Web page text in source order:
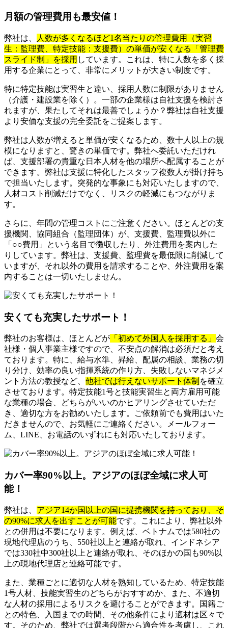
月額の管理費用も最安値！
弊社は、
人数が多くなるほど1名当たりの管理費用（実習
生：監理費、特定技能：支援費）の単価が安くなる「管理費
スライド制」を採用 しています。これは、特に人数を多く採
用する企業にとって、非常にメリットが大きい制度です。
特に特定技能は実習生と違い、採用人数に制限がありません
（介護・建設業を除く）。一部の企業様は自社支援を検討さ
れますが、果たしてそれは最善でしょうか？弊社は自社支援
より安価な支援の完全委託をご提案します。
弊社は人数が増えると単価が安くなるため、数十人以上の規
模になりますと、驚きの単価です。弊社へ委託いただけれ
ば、支援部署の貴重な日本人材を他の場所へ配属することが
できます。弊社は支援に特化したスタッフ複数人が掛け持ち
で担当いたします。突発的な事象にも対応いたしますので、
人材コスト削減だけでなく、リスクの軽減にもつながりま
す。
さらに、年間の管理コストにご注意ください。ほとんどの支
援機関、協同組合（監理団体）が、支援費、監理費以外に
「○○費用」という名目で徴収したり、外注費用を案内した
りしています。弊社は、支援費、監理費を最低限に削減して
いますが、それ以外の費用を請求することや、外注費用を案
内することは一切いたしません。
安くても充実したサポート！
弊社のお客様は、ほとんどが 「初めて外国人を採用する」 会
社様・個人事業主様ですので、不安点の解消は必須だと考え
ております。特に、給与水準、昇給、配属の相談、業務の切
り分け、効率の良い指揮系統の作り方、失敗しないマネジメ
ント方法の教授など、 他社では行えないサポート体制 を確立
させております。特定技能1号と技能実習生と両方雇用可能
な業種の場合、どちらがいいのかヒアリングさせていただ
き、適切な方をお勧めいたします。ご依頼前でも費用はいた
だきませんので、お気軽にご連絡ください。メールフォー
ム、LINE、お電話のいずれにも対応いたしております。
カバー率90%以上。アジアのほぼ全域に求人可
能！
弊社は、 アジア14か国以上の国に提携機関を持っており、そ
の90%に求人を出すことが可能です。これにより、弊社以外
との併用は不要になります。例えば、ベトナムでは580社の
現地代理店のうち、550社以上と連絡が取れ、インドネシア
では330社中300社以上と連絡が取れ、そのほかの国も90%以
上の現地代理店と連絡可能です。
また、業種ごとに適切な人材を熟知しているため、特定技能
1号人材、技能実習生のどちらがおすすめか、また、不適切
な人材の採用によるリスクを避けることができます。国籍ご
との特色、入国までの時間、その他条件により適材は区々で
す。そのため、弊社では選考段階から適合性を考慮し、これ